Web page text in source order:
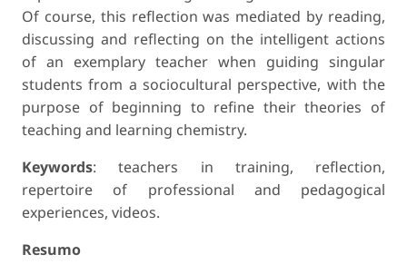
Of course, this reflection was mediated by reading,
discussing and reflecting on the intelligent actions
of an exemplary teacher when guiding singular
students from a sociocultural perspective, with the
purpose of beginning to refine their theories of
teaching and learning chemistry.
Keywords: teachers in training, reflection,
repertoire of professional and pedagogical
experiences, videos.
Resumo